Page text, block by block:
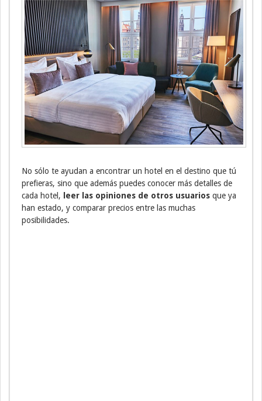
No sólo te ayudan a encontrar un hotel en el destino que tú
prefieras, sino que además puedes conocer más detalles de
cada hotel, leer las opiniones de otros usuarios que ya
han estado, y comparar precios entre las muchas
posibilidades.